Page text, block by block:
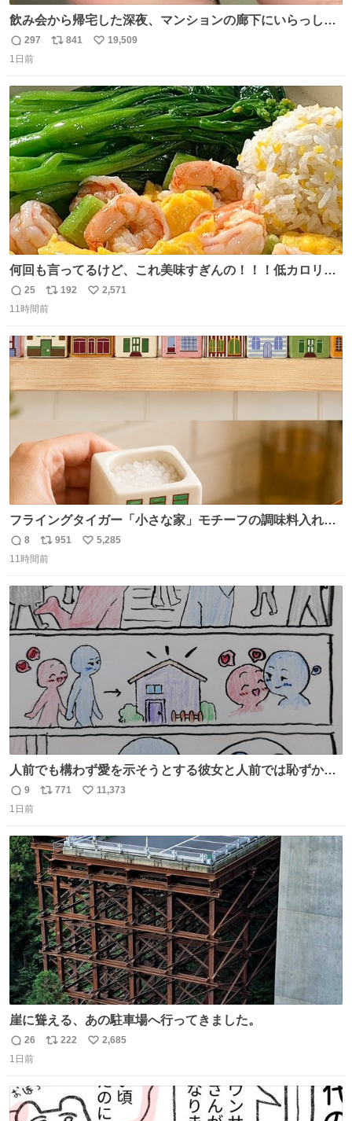
飲み会から帰宅した深夜、マンションの廊下にいらっしゃ
ったオニヤンマ様 まさかこんな都会でお会いできるなんて
思っておらず大興奮しております かっこよすぎる 指を差し
たが、飛ばないということは弱っていらっしゃるのでしょ
うか…素敵すぎる
返
信
297
リ
ト
数
841
い
数
19,509
1日前
何回も言ってるけど、これ美味すぎんの！！！低カロリー
で満足感エグいから一生食べてる😭
返
信
25
リ
ポ
ト
数
192
い
数
2,571
11時間前
フライングタイガー「小さな家」モチーフの調味料入れ、
並べれば“デンマークの街並み”に ピンク・グリーン・テラ
コッタの全9種 - fashion-press.net/news/149552
返
信
8
リ
ポ
ト
数
951
い
数
5,285
11時間前
人前でも構わず愛を示そうとする彼女と人前では恥ずかし
いけど彼女を死ぬほど愛している彼氏 同士いませんか✋️
返
信
9
リ
ト
数
771
い
数
11,373
1日前
崖に聳える、あの駐車場へ行ってきました。
返
信
26
リ
数
222
い
2,685
1日前